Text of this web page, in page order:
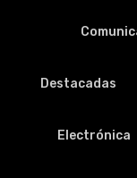
Destacadas
Electrónica